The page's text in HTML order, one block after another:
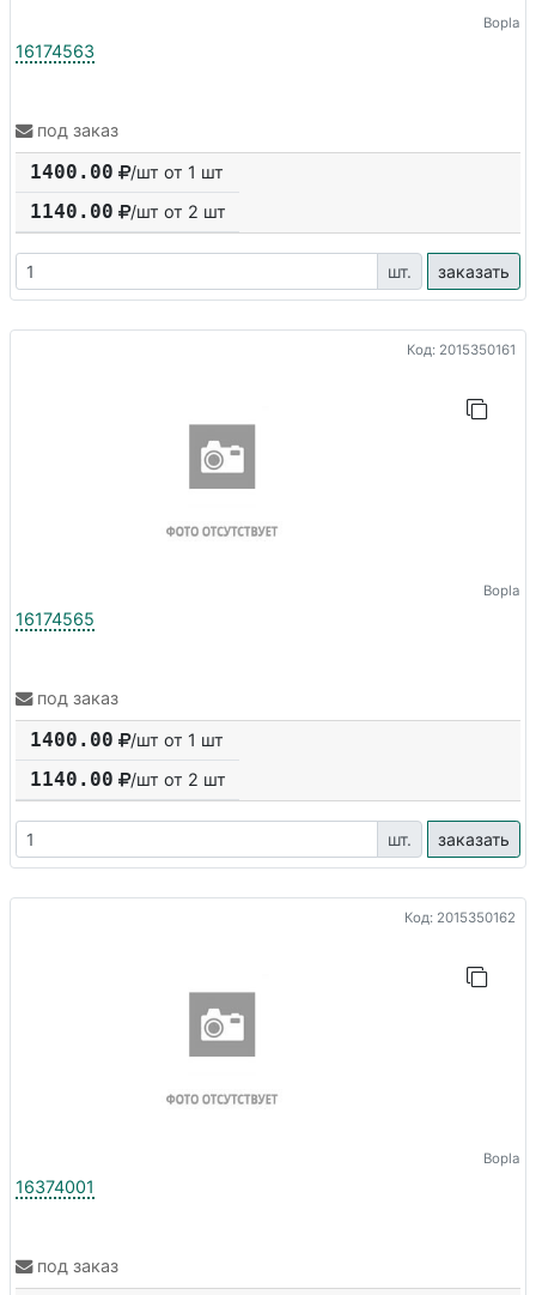
Bopla
16174563
под заказ
1400.00 /шт от 1 шт
1140.00 /шт от 2 шт
шт. заказать
Код: 2015350161
Bopla
16174565
под заказ
1400.00 /шт от 1 шт
1140.00 /шт от 2 шт
шт. заказать
Код: 2015350162
Bopla
16374001
под заказ